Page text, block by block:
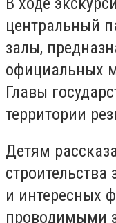
центральный
залы,
официальных
Главы
территории
Детям
строительства
и интересных
проводимыми